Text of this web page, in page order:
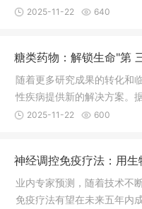
性疾病到代谢综合征，从器
2025-11-22 640
糖类药物：解锁生命"第
随着更多研究成果的转化和
性疾病提供新的解决方案。
模将达到250亿美元，成为
2025-11-22 600
神经调控免疫疗法：用
业内专家预测，随着技术不
免疫疗法有望在未来五年内